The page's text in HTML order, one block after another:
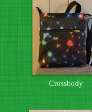
Crossbody